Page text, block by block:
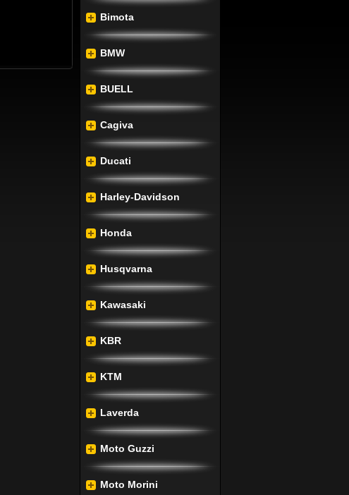
Bimota
BMW
BUELL
Cagiva
Ducati
Harley-Davidson
Honda
Husqvarna
Kawasaki
KBR
KTM
Laverda
Moto Guzzi
Moto Morini